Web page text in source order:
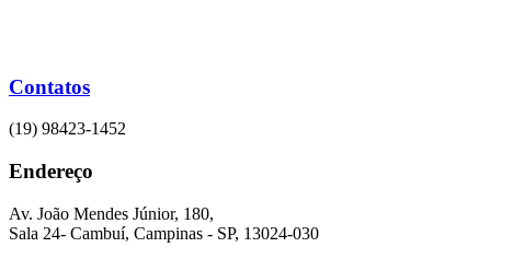
Contatos
(19) 98423-1452
Endereço
Av. João Mendes Júnior, 180,
Sala 24- Cambuí, Campinas - SP, 13024-030